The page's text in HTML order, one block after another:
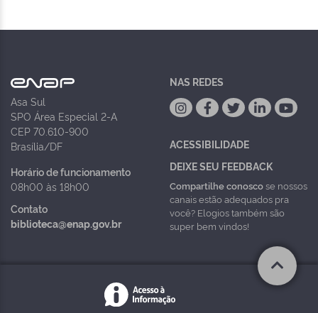
Asa Sul
SPO Área Especial 2-A
CEP 70.610-900
Brasília/DF
Horário de funcionamento
08h00 às 18h00
Contato
biblioteca@enap.gov.br
NAS REDES
ACESSIBILIDADE
DEIXE SEU FEEDBACK
Compartilhe conoscose nossos
canais estão adequados pra
você? Elogios também são
super bem vindos!